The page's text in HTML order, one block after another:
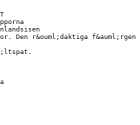
Den r&ouml;daktiga f&auml;rgen